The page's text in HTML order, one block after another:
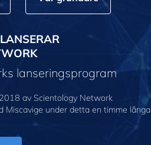
lanseringsprogram
av Scientology Network
Miscavige under detta en timme långa